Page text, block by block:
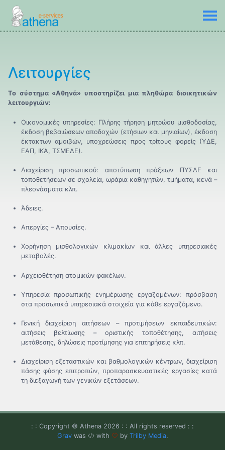
Λειτουργίες
Το σύστημα «Αθηνά» υποστηρίζει μια πληθώρα διοικητικών
λειτουργιών:
Οικονομικές υπηρεσίες: Πλήρης τήρηση μητρώου μισθοδοσίας,
έκδοση βεβαιώσεων αποδοχών (ετήσιων και μηνιαίων), έκδοση
έκτακτων αμοιβών, υποχρεώσεις προς τρίτους φορείς (ΥΔΕ,
ΕΑΠ, ΙΚΑ, ΤΣΜΕΔΕ).
Διαχείριση προσωπικού: αποτύπωση πράξεων ΠΥΣΔΕ και
τοποθετήσεων σε σχολεία, ωράρια καθηγητών, τμήματα, κενά –
πλεονάσματα κλπ.
Άδειες.
Απεργίες – Απουσίες.
Χορήγηση μισθολογικών κλιμακίων και άλλες υπηρεσιακές
μεταβολές.
Αρχειοθέτηση ατομικών φακέλων.
Υπηρεσία προσωπικής ενημέρωσης εργαζομένων: πρόσβαση
στα προσωπικά υπηρεσιακά στοιχεία για κάθε εργαζόμενο.
Γενική διαχείριση αιτήσεων – προτιμήσεων εκπαιδευτικών:
αιτήσεις βελτίωσης – οριστικής τοποθέτησης, αιτήσεις
μετάθεσης, δηλώσεις προτίμησης για επιτηρήσεις κλπ.
Διαχείριση εξεταστικών και βαθμολογικών κέντρων, διαχείριση
πάσης φύσης επιτροπών, προπαρασκευαστικές εργασίες κατά
τη διεξαγωγή των γενικών εξετάσεων.
: : Copyright © Athena 2026 : : All rights reserved : :
Gravwas with by Trilby Media.